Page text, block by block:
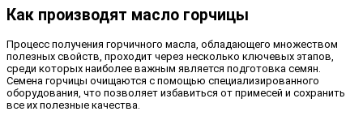
Как производят масло горчицы
Процесс получения горчичного масла, обладающего множеством
полезных свойств, проходит через несколько ключевых этапов,
среди которых наиболее важным является подготовка семян.
Семена горчицы очищаются с помощью специализированного
оборудования, что позволяет избавиться от примесей и сохранить
все их полезные качества.